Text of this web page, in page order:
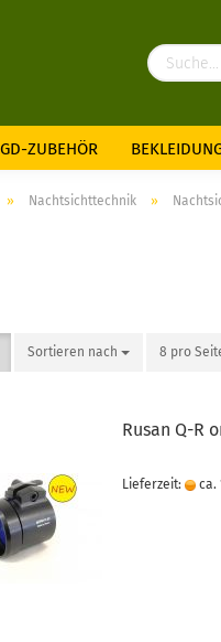
ZUBEHÖR
» Nachtsichttechnik »
Sortieren nach 8 pro
Rusan Q-R
Lieferzeit: ca.